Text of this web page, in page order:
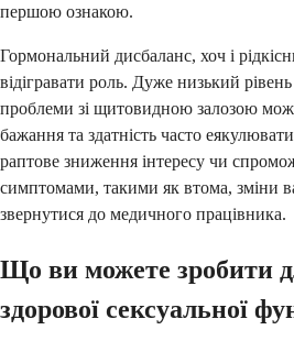
першою ознакою.
Гормональний дисбаланс, хоч і
відігравати роль. Дуже низький
проблеми зі щитовидною залозою
бажання та здатність часто
раптове зниження інтересу чи
симптомами, такими як втома, зміни
звернутися до медичного працівника.
Що ви можете зробити
здорової сексуальної